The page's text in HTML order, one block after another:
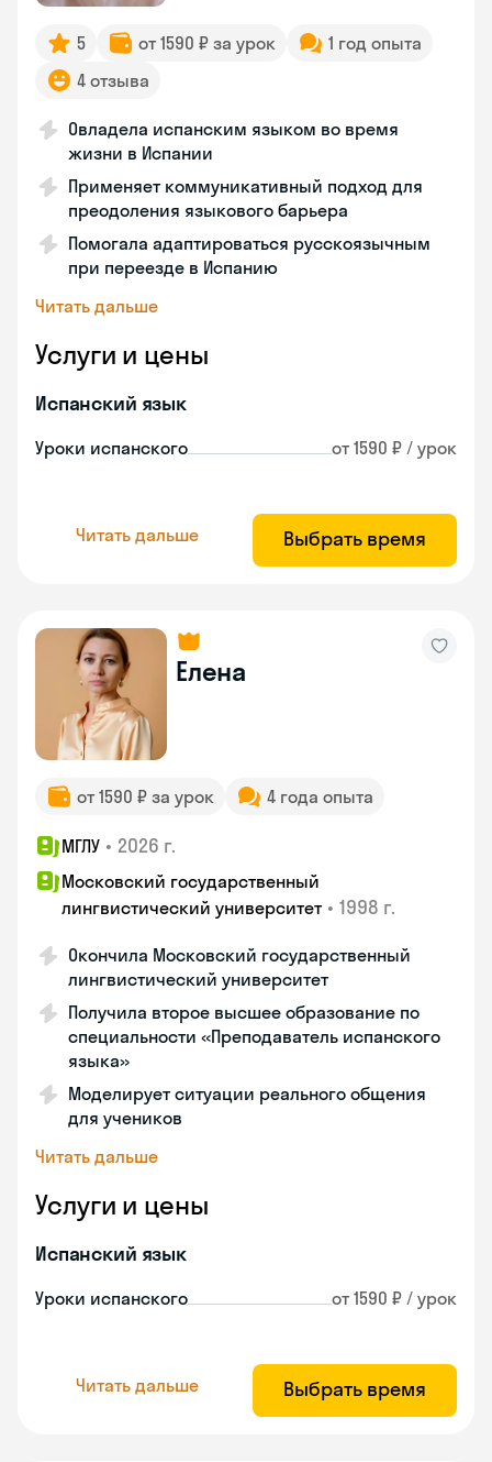
5 от 1590 ₽ за урок
1 год опыта
4 отзыва
Овладела испанским языком во время
жизни в Испании
Применяет коммуникативный подход для
преодоления языкового барьера
Помогала адаптироваться русскоязычным
при переезде в Испанию
Читать дальше
Услуги и цены
Испанский язык
Уроки испанского от 1590 ₽ / урок
Читать дальше Выбрать время
Елена
от 1590 ₽ за урок 4 года опыта
МГЛУ • 2026 г.
Московский государственный
лингвистический университет • 1998 г.
Окончила Московский государственный
лингвистический университет
Получила второе высшее образование по
специальности «Преподаватель испанского
языка»
Моделирует ситуации реального общения
для учеников
Читать дальше
Услуги и цены
Испанский язык
Уроки испанского от 1590 ₽ / урок
Читать дальше Выбрать время